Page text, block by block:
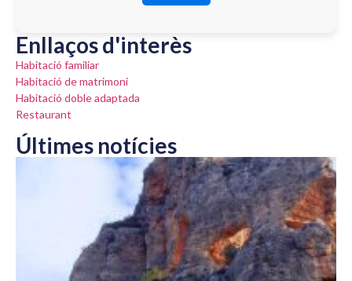
Enllaços d'interès
Habitació familiar
Habitació de matrimoni
Habitació doble adaptada
Restaurant
Últimes notícies